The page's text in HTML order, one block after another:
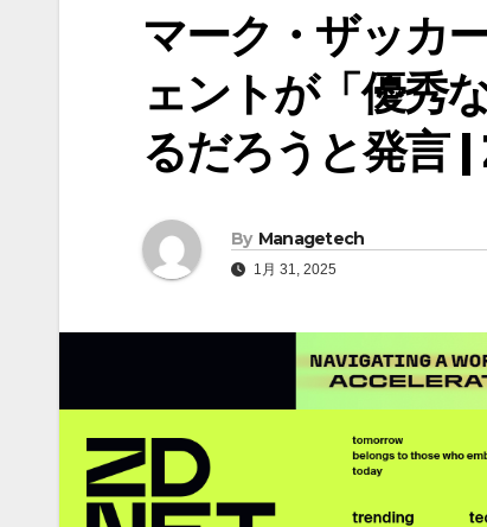
マーク・ザッカ
ェントが「優秀
るだろうと発言
By Managetech
1月 31, 2025